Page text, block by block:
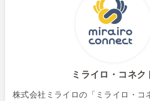
ミライロ・コネク
株式会社ミライロの「ミライロ・コ